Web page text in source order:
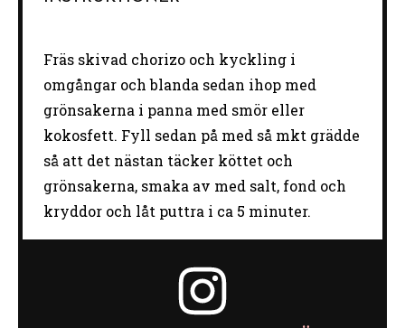
Fräs skivad chorizo och kyckling i
omgångar och blanda sedan ihop med
grönsakerna i panna med smör eller
kokosfett. Fyll sedan på med så mkt grädde
så att det nästan täcker köttet och
grönsakerna, smaka av med salt, fond och
kryddor och låt puttra i ca 5 minuter.